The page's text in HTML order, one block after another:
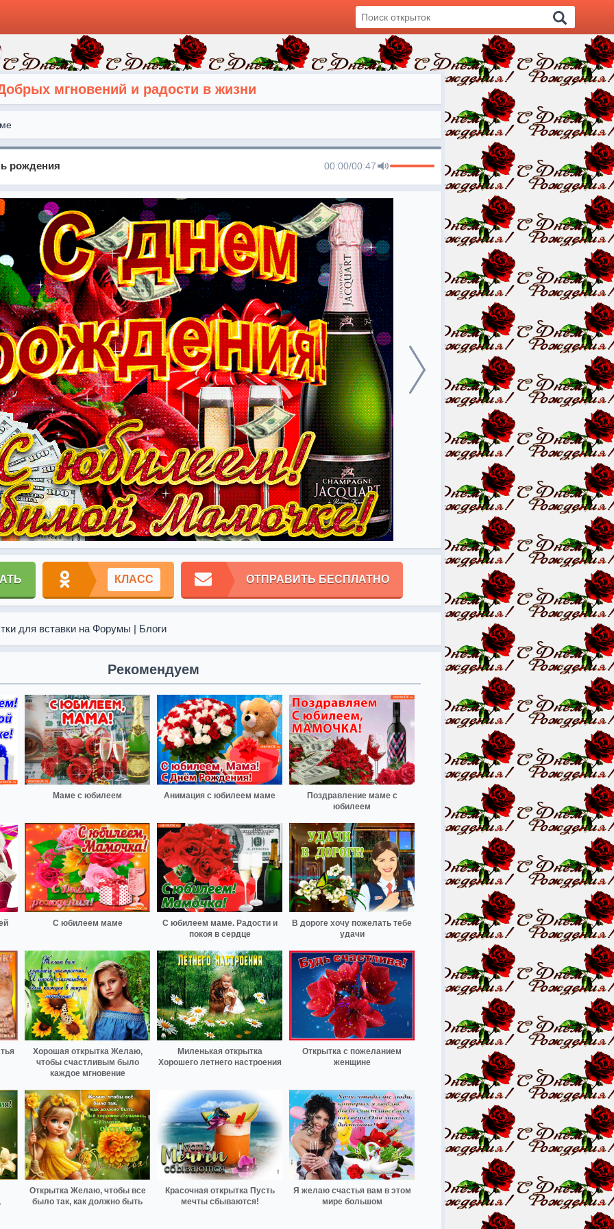
мгновений и радости в жизни
рождения 00:00/00:47
КЛАСС ОТПРАВИТЬ БЕСПЛАТНО
для вставки на Форумы | Блоги
Рекомендуем
Маме с юбилеем Анимация с юбилеем маме
Поздравление маме с
юбилеем
С юбилеем маме
С юбилеем маме. Радости и
покоя в сердце
В дороге хочу пожелать тебе
удачи
Хорошая открытка Желаю,
чтобы счастливым было
каждое мгновение
Миленькая открытка
Хорошего летнего настроения
Открытка с пожеланием
женщине
Открытка Желаю, чтобы все
было так, как должно быть
Красочная открытка Пусть
мечты сбываются!
Я желаю счастья вам в этом
мире большом